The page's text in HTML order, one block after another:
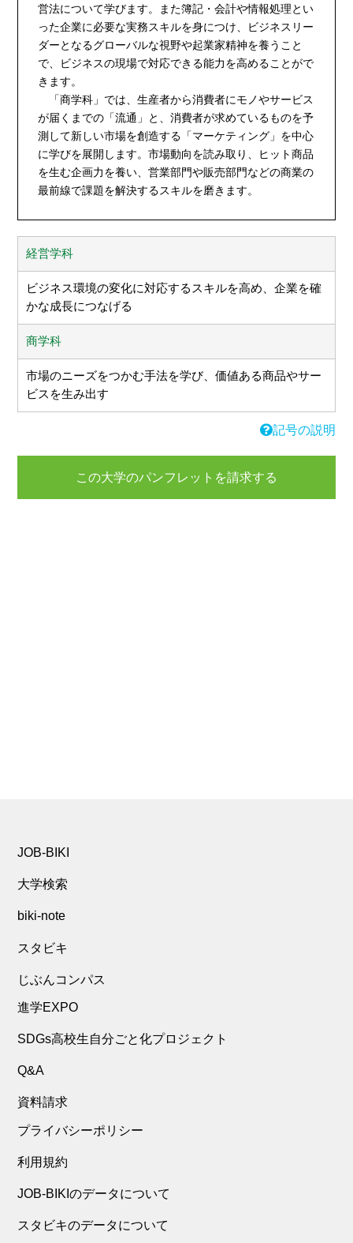
営法について学びます。また簿記・会計や情報処理とい
った企業に必要な実務スキルを身につけ、ビジネスリー
ダーとなるグローバルな視野や起業家精神を養うこと
で、ビジネスの現場で対応できる能力を高めることがで
きます。
「商学科」では、生産者から消費者にモノやサービス
が届くまでの「流通」と、消費者が求めているものを予
測して新しい市場を創造する「マーケティング」を中心
に学びを展開します。市場動向を読み取り、ヒット商品
を生む企画力を養い、営業部門や販売部門などの商業の
最前線で課題を解決するスキルを磨きます。
経営学科
ビジネス環境の変化に対応するスキルを高め、企業を確
かな成長につなげる
商学科
市場のニーズをつかむ手法を学び、価値ある商品やサー
ビスを生み出す
記号の説明
この大学のパンフレットを請求する
JOB-BIKI
大学検索
biki-note
スタビキ
じぶんコンパス
進学EXPO
SDGs高校生自分ごと化プロジェクト
Q&A
資料請求
プライバシーポリシー
利用規約
JOB-BIKIのデータについて
スタビキのデータについて